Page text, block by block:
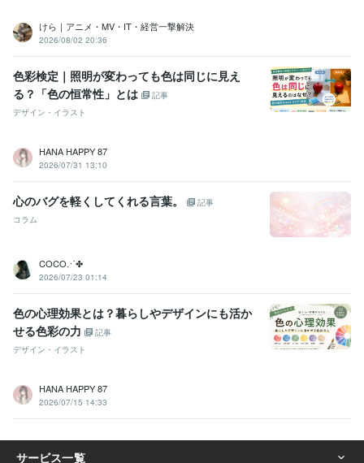
けら｜アニメ・MV・IT・経営一撃解決
2026/08/02 20:36
色彩検定｜照明が変わっても色は同じに見え
る？「色の恒常性」とは
記事
デザイン・イラスト
HANA HAPPY 87
2026/07/31 13:10
心のバグを軽くしてくれる言葉。
記事
コラム
COCO⋰✤
2026/07/23 01:14
色の心理効果とは？暮らしやデザインにも活か
せる色彩の力
記事
デザイン・イラスト
HANA HAPPY 87
2026/07/15 14:33